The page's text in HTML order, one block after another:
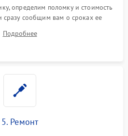
определим поломку и стоимость
сразу сообщим вам о сроках ее
Подробнее
5. Ремонт